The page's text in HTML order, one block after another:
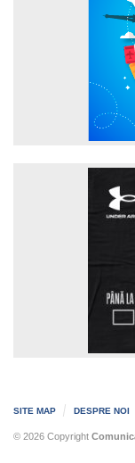
SITE MAP DESPRE NOI
© 2026 Copyright